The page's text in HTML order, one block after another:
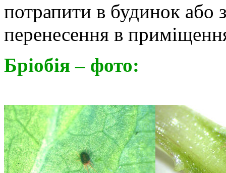
потрапити в будинок або
перенесення в
Бріобія – фото: